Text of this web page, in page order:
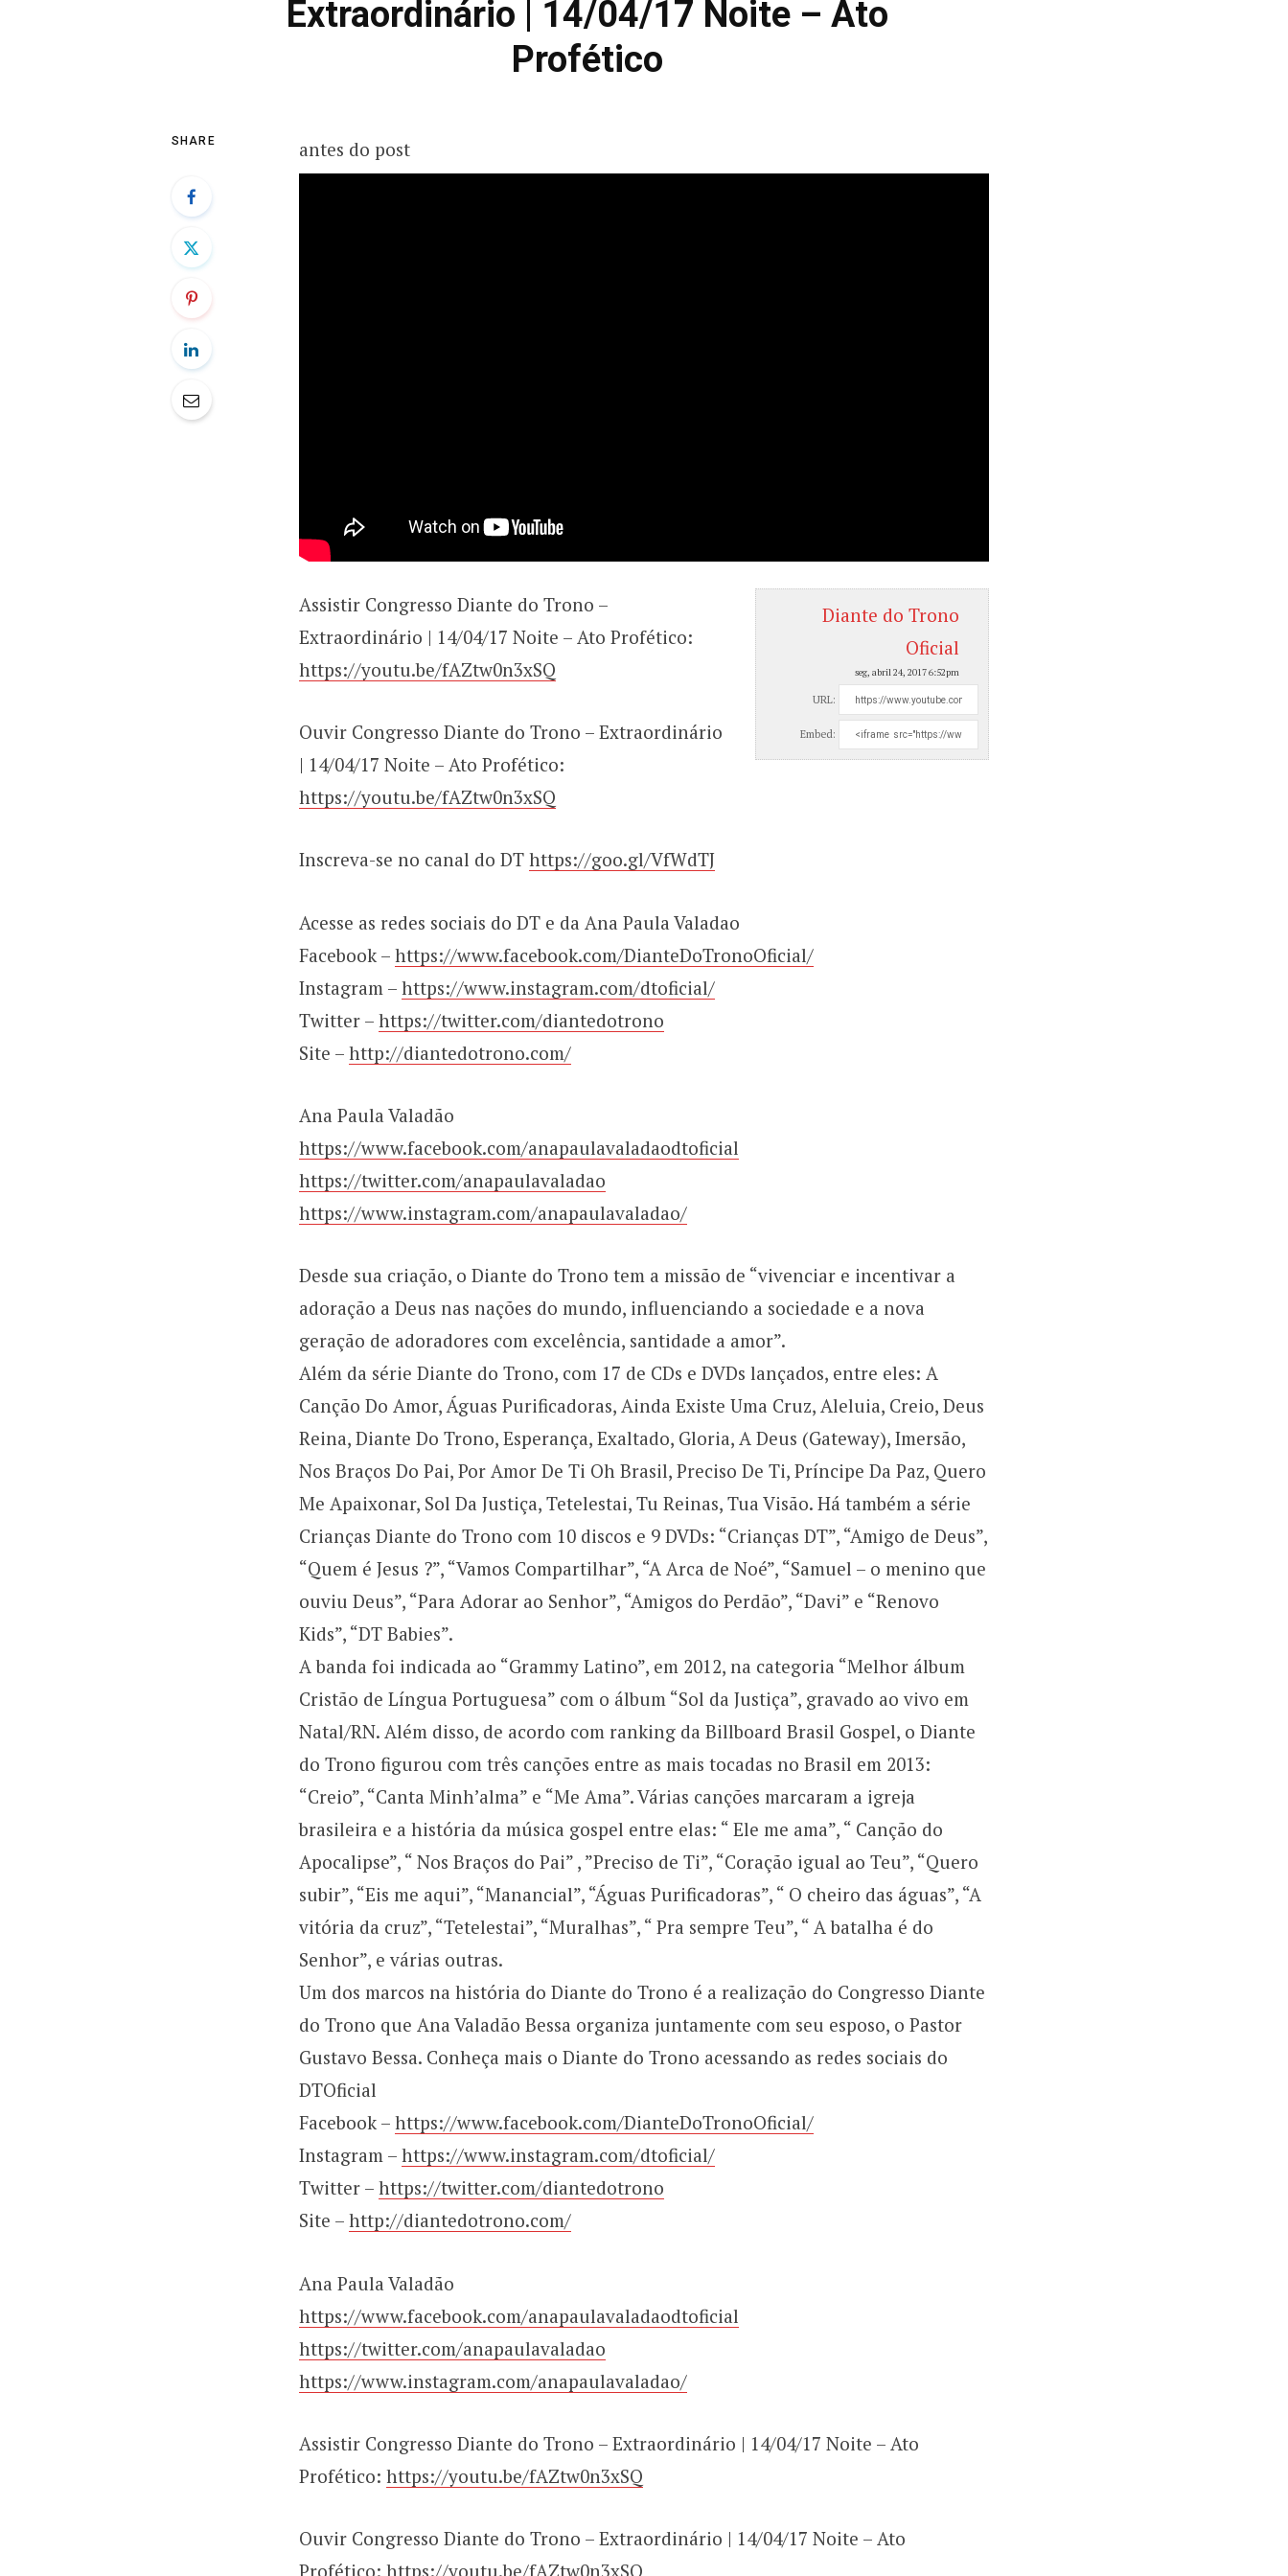
Extraordinário | 14/04/17 Noite – Ato
Profético
SHARE antes do post
Diante do Trono
Oficial
seg, abril 24, 2017 6:52pm
URL:
Embed:
Assistir Congresso Diante do Trono –
Extraordinário | 14/04/17 Noite – Ato Profético:
https://youtu.be/fAZtw0n3xSQ
Ouvir Congresso Diante do Trono – Extraordinário
| 14/04/17 Noite – Ato Profético:
https://youtu.be/fAZtw0n3xSQ
Inscreva-se no canal do DT https://goo.gl/VfWdTJ
Acesse as redes sociais do DT e da Ana Paula Valadao
Facebook – https://www.facebook.com/DianteDoTronoOficial/
Instagram – https://www.instagram.com/dtoficial/
Twitter – https://twitter.com/diantedotrono
Site – http://diantedotrono.com/
Ana Paula Valadão
https://www.facebook.com/anapaulavaladaodtoficial
https://twitter.com/anapaulavaladao
https://www.instagram.com/anapaulavaladao/
Desde sua criação, o Diante do Trono tem a missão de “vivenciar e incentivar a
adoração a Deus nas nações do mundo, influenciando a sociedade e a nova
geração de adoradores com excelência, santidade a amor”.
Além da série Diante do Trono, com 17 de CDs e DVDs lançados, entre eles: A
Canção Do Amor, Águas Purificadoras, Ainda Existe Uma Cruz, Aleluia, Creio, Deus
Reina, Diante Do Trono, Esperança, Exaltado, Gloria, A Deus (Gateway), Imersão,
Nos Braços Do Pai, Por Amor De Ti Oh Brasil, Preciso De Ti, Príncipe Da Paz, Quero
Me Apaixonar, Sol Da Justiça, Tetelestai, Tu Reinas, Tua Visão. Há também a série
Crianças Diante do Trono com 10 discos e 9 DVDs: “Crianças DT”, “Amigo de Deus”,
“Quem é Jesus ?”, “Vamos Compartilhar”, “A Arca de Noé”, “Samuel – o menino que
ouviu Deus”, “Para Adorar ao Senhor”, “Amigos do Perdão”, “Davi” e “Renovo
Kids”, “DT Babies”.
A banda foi indicada ao “Grammy Latino”, em 2012, na categoria “Melhor álbum
Cristão de Língua Portuguesa” com o álbum “Sol da Justiça”, gravado ao vivo em
Natal/RN. Além disso, de acordo com ranking da Billboard Brasil Gospel, o Diante
do Trono figurou com três canções entre as mais tocadas no Brasil em 2013:
“Creio”, “Canta Minh’alma” e “Me Ama”. Várias canções marcaram a igreja
brasileira e a história da música gospel entre elas: “ Ele me ama”, “ Canção do
Apocalipse”, “ Nos Braços do Pai” , ”Preciso de Ti”, “Coração igual ao Teu”, “Quero
subir”, “Eis me aqui”, “Manancial”, “Águas Purificadoras”, “ O cheiro das águas”, “A
vitória da cruz”, “Tetelestai”, “Muralhas”, “ Pra sempre Teu”, “ A batalha é do
Senhor”, e várias outras.
Um dos marcos na história do Diante do Trono é a realização do Congresso Diante
do Trono que Ana Valadão Bessa organiza juntamente com seu esposo, o Pastor
Gustavo Bessa. Conheça mais o Diante do Trono acessando as redes sociais do
DTOficial
Facebook – https://www.facebook.com/DianteDoTronoOficial/
Instagram – https://www.instagram.com/dtoficial/
Twitter – https://twitter.com/diantedotrono
Site – http://diantedotrono.com/
Ana Paula Valadão
https://www.facebook.com/anapaulavaladaodtoficial
https://twitter.com/anapaulavaladao
https://www.instagram.com/anapaulavaladao/
Assistir Congresso Diante do Trono – Extraordinário | 14/04/17 Noite – Ato
Profético: https://youtu.be/fAZtw0n3xSQ
Ouvir Congresso Diante do Trono – Extraordinário | 14/04/17 Noite – Ato
Profético: https://youtu.be/fAZtw0n3xSQ